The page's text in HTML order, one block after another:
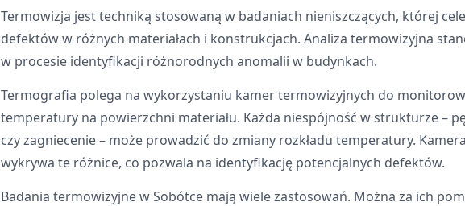
Termowizja jest techniką stosowaną w badaniach nieniszczących, której
defektów w różnych materiałach i konstrukcjach. Analiza termowizyjna
w procesie identyfikacji różnorodnych anomalii w budynkach.
Termografia polega na wykorzystaniu kamer termowizyjnych do
temperatury na powierzchni materiału. Każda niespójność w strukturze –
czy zagniecenie – może prowadzić do zmiany rozkładu temperatury.
wykrywa te różnice, co pozwala na identyfikację potencjalnych defektów.
Badania termowizyjne w Sobótce mają wiele zastosowań. Można za ich